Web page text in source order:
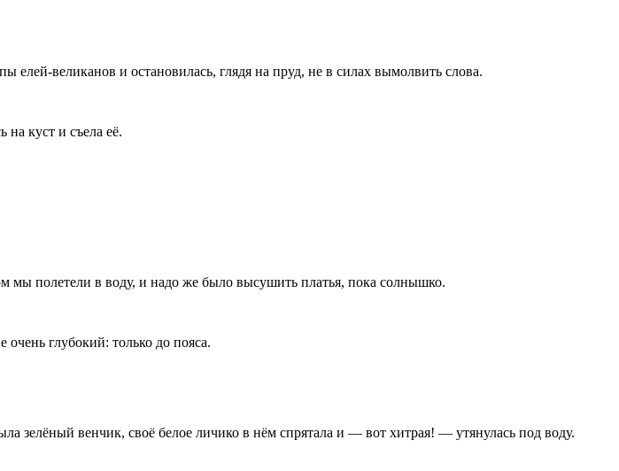
великанов и остановилась, глядя на пруд, не в силах вымолвить слова.
куст и съела её.
полетели в воду, и надо же было высушить платья, пока солнышко.
глубокий: только до пояса.
венчик, своё белое личико в нём спрятала и — вот хитрая! — утянулась под воду.